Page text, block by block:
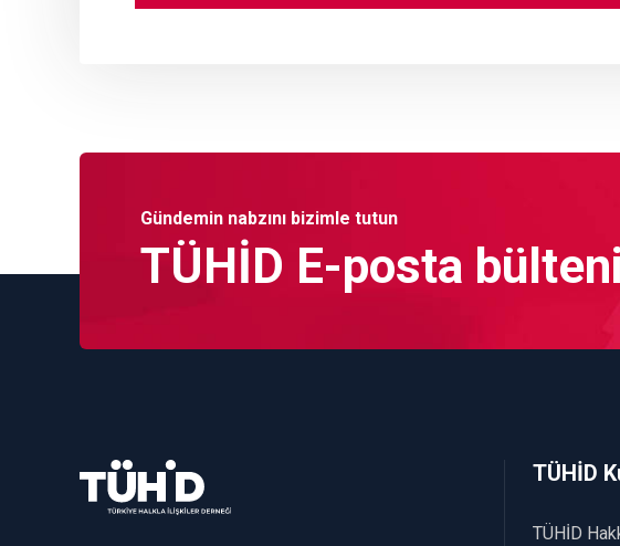
Gündemin nabzını bizimle tutun
TÜHİD E-posta
TÜHİD
TÜHİD